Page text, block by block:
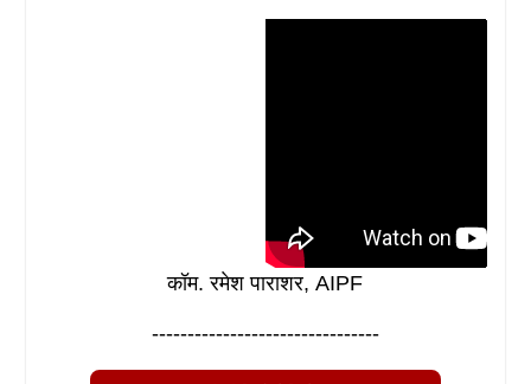
कॉम. रमेश पाराशर, AIPF
--------------------------------